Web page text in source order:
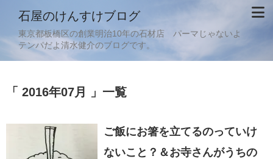
石屋のけんすけブログ
東京都板橋区の創業明治10年の石材店 パーマじゃないよ
テンパだよ清水健介のブログです。
「 2016年07月 」一覧
ご飯にお箸を立てるのっていけ
ないこと？＆お寺さんがうちの